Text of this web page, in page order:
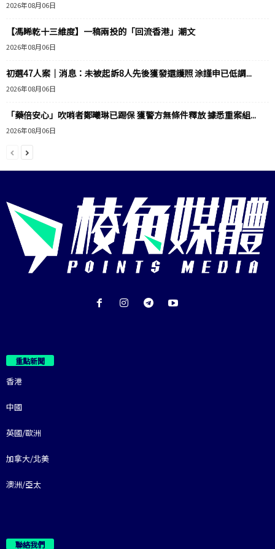
2026年08月06日
【馮睎乾十三維度】一稿兩投的「回流香港」潮文
2026年08月06日
初選47人案｜消息：未被起訴8人先後獲發還護照 涂謹申已低調...
2026年08月06日
「藥倍安心」吹哨者鄭曦琳已踢保 獲警方無條件釋放 據悉重案組...
2026年08月06日
重點新聞
香港
中國
英國/歐洲
加拿大/北美
澳洲/亞太
聯絡我們